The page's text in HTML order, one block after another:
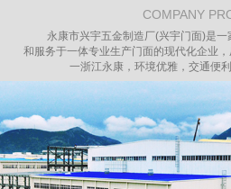
COMPANY
永康市兴宇五金制造厂(兴宇门面)是
和服务于一体专业生产门面的现代化企业
一浙江永康，环境优雅，交通便